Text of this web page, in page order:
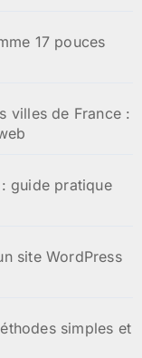
17 pouces
villes de France :
guide pratique
site WordPress
simples et